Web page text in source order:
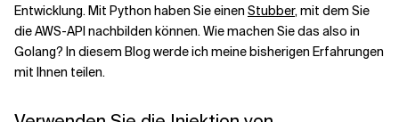
Entwicklung. Mit Python haben Sie einen Stubber, mit dem Sie
die AWS-API nachbilden können. Wie machen Sie das also in
Golang? In diesem Blog werde ich meine bisherigen Erfahrungen
mit Ihnen teilen.